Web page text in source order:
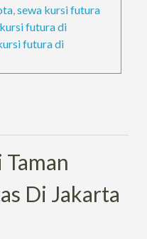
,sewa kursi futura
futura di
futura di
Di Jakarta